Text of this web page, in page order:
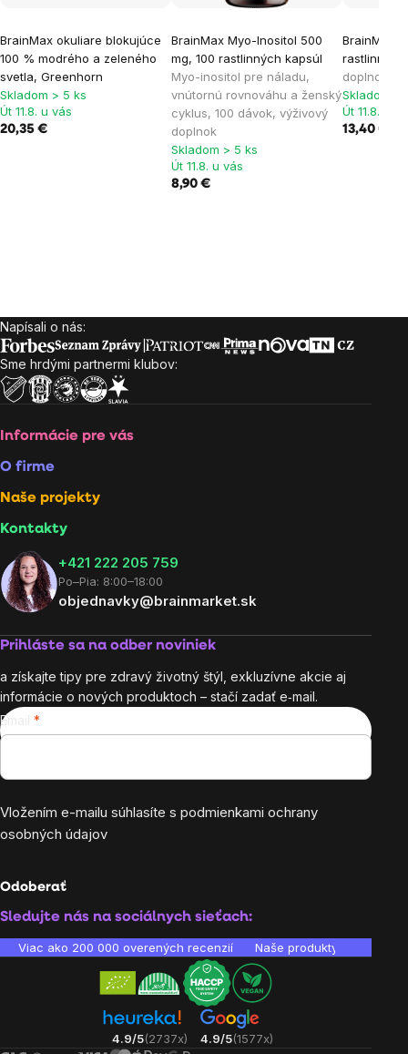
BrainMax okuliare blokujúce
100 % modrého a zeleného
svetla, Greenhorn
Skladom > 5 ks
Út 11.8. u vás
20,35 €
BrainMax Myo-Inositol 500
mg, 100 rastlinných kapsúl
Myo-inositol pre náladu,
vnútornú rovnováhu a ženský
cyklus, 100 dávok, výživový
doplnok
Skladom > 5 ks
Út 11.8. u vás
8,90 €
BrainMax
doplnok
Skladom >
Út 11.8. u
13,40 €
Zápätie
Napísali o nás:
Sme hrdými partnermi klubov:
Informácie pre vás
O firme
Naše projekty
Kontakty
+421 222 205 759
Po–Pia: 8:00–18:00
objednavky@brainmarket.sk
Prihláste sa na odber noviniek
a získajte tipy pre zdravý životný štýl, exkluzívne akcie aj
informácie o nových produktoch – stačí zadať e‑mail.
Email
Vložením e-mailu súhlasíte s podmienkami ochrany
osobných údajov
Odoberať
Sledujte nás na sociálnych sieťach:
Viac ako 200 000 overených recenzií Naše produkty sú
4.9/5(2737x) 4.9/5(1577x)